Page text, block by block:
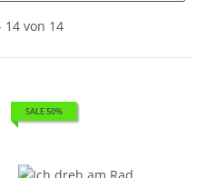
14 von 14
SALE 50%